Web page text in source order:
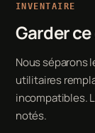
INVENTAIRE
Garder
Nous séparons
utilitaires
incompatibles.
notés.